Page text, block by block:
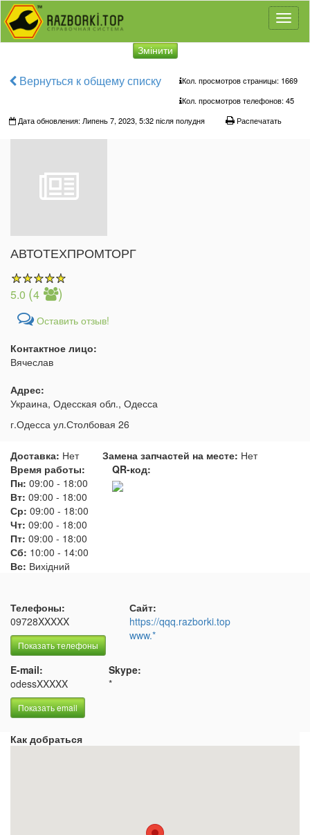
Змінити
Вернуться к общему списку
Кол. просмотров страницы: 1669
Кол. просмотров телефонов: 45
Дата обновления: Липень 7, 2023, 5:32 після полудня
Распечатать
АВТОТЕХПРОМТОРГ
5.0 (4 )
Оставить отзыв!
Контактное лицо:
Вячеслав
Адрес:
Украина, Одесская обл., Одесса
г.Одесса ул.Столбовая 26
Доставка: Нет Замена запчастей на месте: Нет
Время работы:
Пн: 09:00 - 18:00
Вт: 09:00 - 18:00
Ср: 09:00 - 18:00
Чт: 09:00 - 18:00
Пт: 09:00 - 18:00
Сб: 10:00 - 14:00
Вс: Вихідний
QR-код:
Телефоны:
09728XXXXX
Показать телефоны
Сайт:
https://qqq.razborki.top
www.*
E-mail:
odessXXXXX
Показать email
Skype:
*
Как добраться